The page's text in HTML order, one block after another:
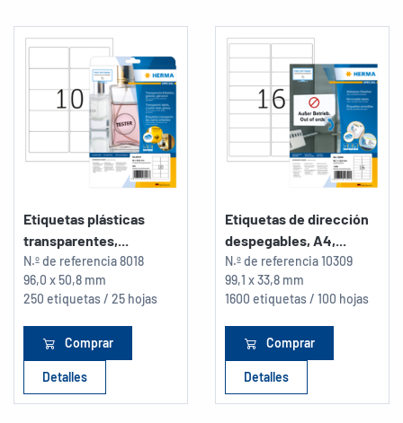
Etiquetas plásticas
transparentes,...
N.º de referencia8018
96,0 x 50,8 mm
250 etiquetas / 25 hojas
Comprar
Detalles
Etiquetas de dirección
despegables, A4,...
N.º de referencia10309
99,1 x 33,8 mm
1600 etiquetas / 100 hojas
Comprar
Detalles